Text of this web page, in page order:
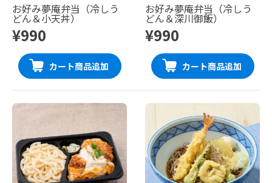
お好み夢庵弁当（冷しう
どん＆小天丼）
¥990
カート商品追加
お好み夢庵弁当（冷しう
どん＆深川御飯）
¥990
カート商品追加